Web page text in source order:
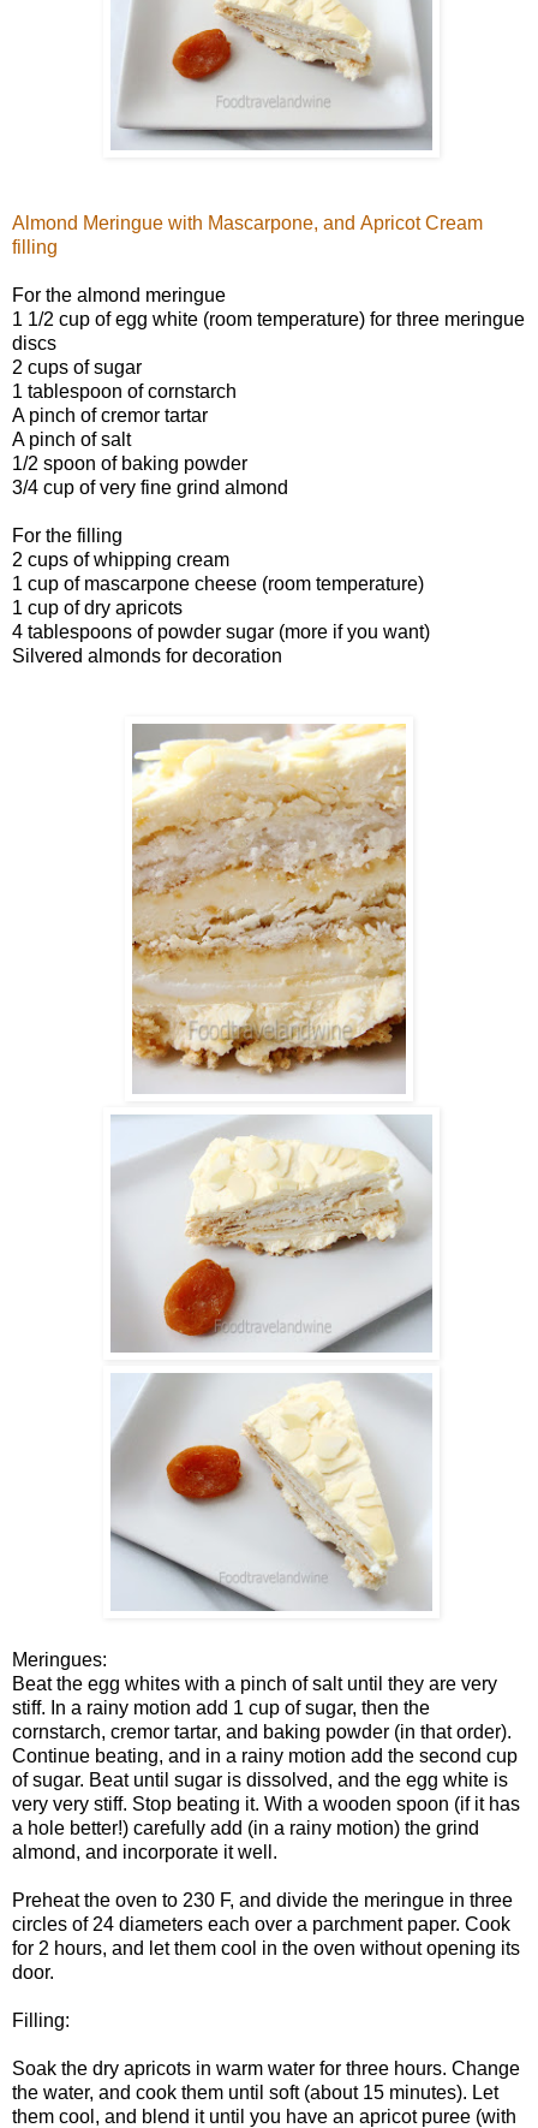
Almond Meringue with Mascarpone, and Apricot Cream
filling
For the almond meringue
1 1/2 cup of egg white (room temperature) for three meringue
discs
2 cups of sugar
1 tablespoon of cornstarch
A pinch of cremor tartar
A pinch of salt
1/2 spoon of baking powder
3/4 cup of very fine grind almond
For the filling
2 cups of whipping cream
1 cup of mascarpone cheese (room temperature)
1 cup of dry apricots
4 tablespoons of powder sugar (more if you want)
Silvered almonds for decoration
Meringues:
Beat the egg whites with a pinch of salt until they are very
stiff. In a rainy motion add 1 cup of sugar, then the
cornstarch, cremor tartar, and baking powder (in that order).
Continue beating, and in a rainy motion add the second cup
of sugar. Beat until sugar is dissolved, and the egg white is
very very stiff. Stop beating it. With a wooden spoon (if it has
a hole better!) carefully add (in a rainy motion) the grind
almond, and incorporate it well.
Preheat the oven to 230 F, and divide the meringue in three
circles of 24 diameters each over a parchment paper. Cook
for 2 hours, and let them cool in the oven without opening its
door.
Filling:
Soak the dry apricots in warm water for three hours. Change
the water, and cook them until soft (about 15 minutes). Let
them cool, and blend it until you have an apricot puree (with